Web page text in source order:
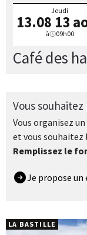
Café des
Jeudi
13.08 13
à 09h00
Vous
Vous organisez
et vous souhaitez
Remplissez le
Je propose un
LA BASTILLE